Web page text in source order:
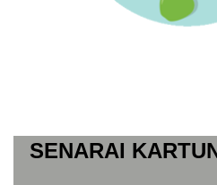
SENARAI